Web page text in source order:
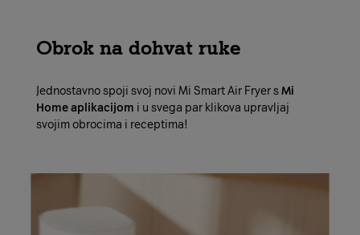
Obrok na dohvat ruke
Jednostavno spoji svoj novi Mi Smart Air Fryer sMi
Home aplikacijom i u svega par klikova upravljaj
svojim obrocima i receptima!